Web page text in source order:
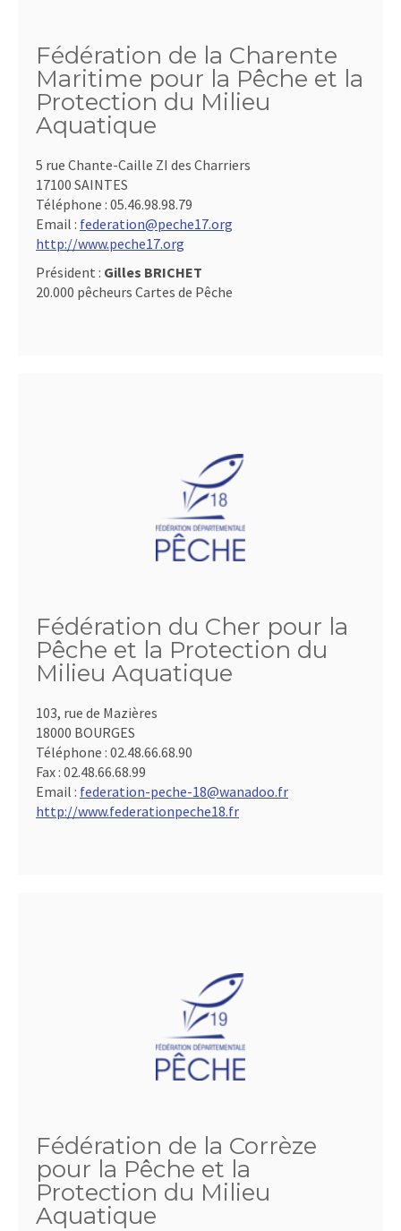
Fédération de la Charente
Maritime pour la Pêche et la
Protection du Milieu
Aquatique
5 rue Chante-Caille ZI des Charriers
17100 SAINTES
Téléphone : 05.46.98.98.79
Email : federation@peche17.org
http://www.peche17.org
Président : Gilles BRICHET
20.000 pêcheurs Cartes de Pêche
Fédération du Cher pour la
Pêche et la Protection du
Milieu Aquatique
103, rue de Mazières
18000 BOURGES
Téléphone : 02.48.66.68.90
Fax : 02.48.66.68.99
Email : federation-peche-18@wanadoo.fr
http://www.federationpeche18.fr
Fédération de la Corrèze
pour la Pêche et la
Protection du Milieu
Aquatique